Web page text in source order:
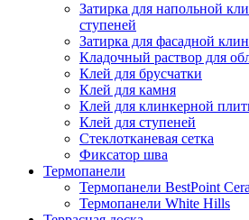
Затирка для напольной
ступеней
Затирка для фасадной
Кладочный раствор для
Клей для брусчатки
Клей для камня
Клей для клинкерной
Клей для ступеней
Стеклотканевая сетка
Фиксатор шва
Термопанели
Термопанели BestPoint
Термопанели White Hills